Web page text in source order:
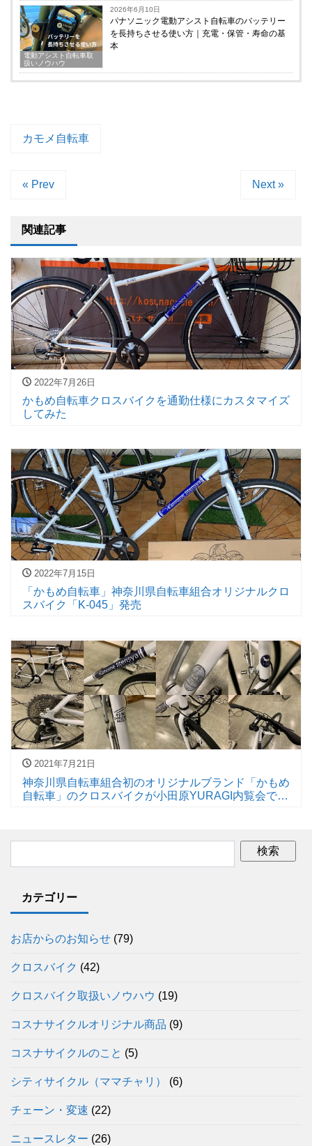
電動アシスト自転車取
扱いノウハウ
2026年6月10日
パナソニック電動アシスト自転車のバッテリー
を長持ちさせる使い方｜充電・保管・寿命の基
本
カモメ自転車
« Prev Next »
関連記事
2022年7月26日
かもめ自転車クロスバイクを通勤仕様にカスタマイズ
してみた
2022年7月15日
「かもめ自転車」神奈川県自転車組合オリジナルクロ
スバイク「K-045」発売
2021年7月21日
神奈川県自転車組合初のオリジナルブランド「かもめ
自転車」のクロスバイクが小田原YURAGI内覧会で見
カテゴリー
お店からのお知らせ (79)
クロスバイク (42)
クロスバイク取扱いノウハウ (19)
コスナサイクルオリジナル商品 (9)
コスナサイクルのこと (5)
シティサイクル（ママチャリ） (6)
チェーン・変速 (22)
ニュースレター (26)